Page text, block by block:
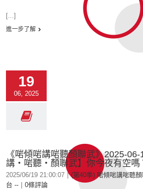
[...]
進一步了解
19
06, 2025
《啱傾啱講啱聽顏聯武》2025-
講‧啱聽‧顏聯武】你今夜有空嗎
2025/06/19 21:00:07 | (第40季) 啱傾啱講啱聽
台 --
0條評論